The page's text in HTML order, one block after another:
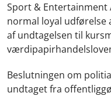
Sport & Entertainment
normal loyal
af undtagelsen til
Beslutningen om
undtaget fra